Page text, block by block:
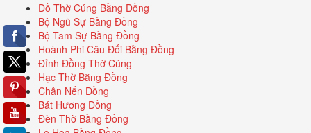
Đồ Thờ Cúng Bằng Đồng
Bộ Ngũ Sự Bằng Đồng
Bộ Tam Sự Bằng Đồng
Hoành Phi Câu Đối Bằng Đồng
Đỉnh Đồng Thờ Cúng
Hạc Thờ Bằng Đồng
Chân Nến Đồng
Bát Hương Đồng
Đèn Thờ Bằng Đồng